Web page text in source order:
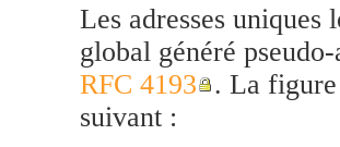
Les adresses
global généré
RFC 4193
. La figure
suivant :